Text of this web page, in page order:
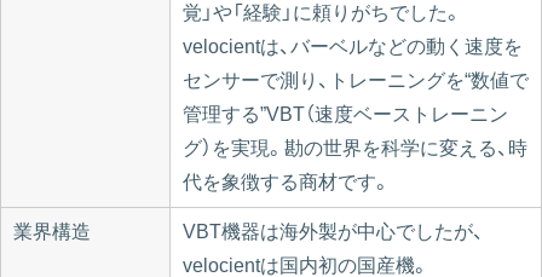
覚」や「経験」に頼りがちでした。
velocientは、バーベルなどの動く速度を
センサーで測り、トレーニングを“数値で
管理する”VBT（速度ベーストレーニン
グ）を実現。勘の世界を科学に変える、時
代を象徴する商材です。
業界構造
VBT機器は海外製が中心でしたが、
velocientは国内初の国産機。